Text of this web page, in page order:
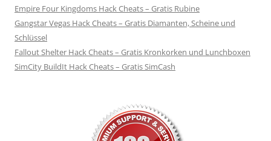
Empire Four Kingdoms Hack Cheats – Gratis Rubine
Gangstar Vegas Hack Cheats – Gratis Diamanten, Scheine und
Schlüssel
Fallout Shelter Hack Cheats – Gratis Kronkorken und Lunchboxen
SimCity BuildIt Hack Cheats – Gratis SimCash